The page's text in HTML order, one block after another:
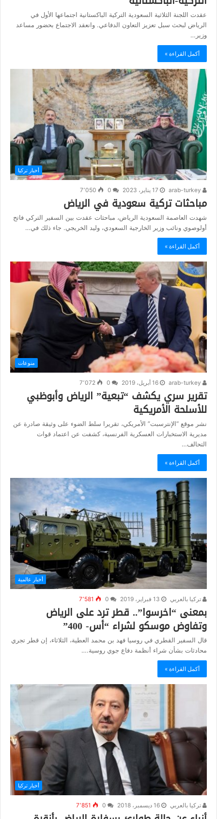
عقدت اللجنة الثلاثية السعودية التركية الباكستانية اجتماعها الأول في
الرياض لبحث سبل تعزيز التعاون الدفاعي. وانعقد الاجتماع بحضور مساعد
وزير…
أكمل القراءة »
أخبار تركيا
17 يناير، 2023 7٬050
مباحثات تركية سعودية في الرياض
شهدت العاصمة السعودية الرياض، مباحثات عقدت بين السفير التركي فاتح
أولوصوي ونائب وزير الخارجية السعودي، وليد الخريجي. جاء ذلك في…
أكمل القراءة »
منوعات
16 أبريل، 2019 7٬072
تقرير سري يكشف “تبعية” الرياض وأبوظبي
للأسلحة الأمريكية
نشر موقع “الإنترسبت” الأمريكي، تقريرا سلط الضوء على وثيقة صادرة عن
مديرية الاستخبارات العسكرية الفرنسية، كشفت عن اعتماد قوات
التحالف…
أكمل القراءة »
أخبار عالمية
تركيا بالعربي 13 فبراير، 2019 7٬581
بمعنى “اخرسوا”.. قطر ترد على الرياض
وتفاوض موسكو لشراء “أس- 400”
قال السفير القطري في روسيا فهد بن محمد العطية، الثلاثاء، إن قطر تجري
محادثات بشأن شراء أنظمة دفاع جوي روسية.…
أكمل القراءة »
أخبار تركيا
تركيا بالعربي 16 ديسمبر، 2018 7٬851